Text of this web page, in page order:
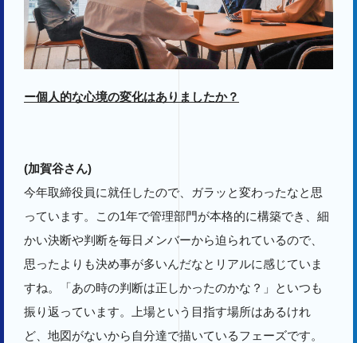
ー個人的な心境の変化はありましたか？
(加賀谷さん)
今年取締役員に就任したので、ガラッと変わったなと思
っています。この1年で管理部門が本格的に構築でき、細
かい決断や判断を毎日メンバーから迫られているので、
思ったよりも決め事が多いんだなとリアルに感じていま
すね。「あの時の判断は正しかったのかな？」といつも
振り返っています。上場という目指す場所はあるけれ
ど、地図がないから自分達で描いているフェーズです。